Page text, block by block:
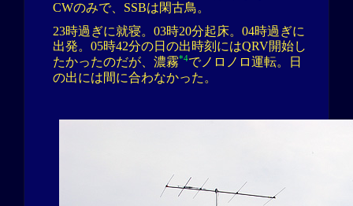
CWのみで、SSBは閑古鳥。
23時過ぎに就寝。03時20分起床。04時過ぎに
出発。05時42分の日の出時刻にはQRV開始し
たかったのだが、濃霧*4でノロノロ運転。日
の出には間に合わなかった。